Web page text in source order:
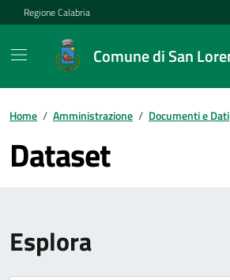
Vai ai contenuti
Vai al footer
Regione Calabria
Comune di San
Home / Amministrazione / Documenti e Dati
Dataset
Esplora